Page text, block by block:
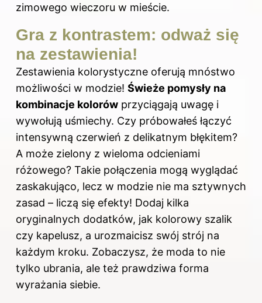
zimowego wieczoru w mieście.
Gra z kontrastem: odważ się
na zestawienia!
Zestawienia kolorystyczne oferują mnóstwo
możliwości w modzie! Świeże pomysły na
kombinacje kolorów przyciągają uwagę i
wywołują uśmiechy. Czy próbowałeś łączyć
intensywną czerwień z delikatnym błękitem?
A może zielony z wieloma odcieniami
różowego? Takie połączenia mogą wyglądać
zaskakująco, lecz w modzie nie ma sztywnych
zasad – liczą się efekty! Dodaj kilka
oryginalnych dodatków, jak kolorowy szalik
czy kapelusz, a urozmaicisz swój strój na
każdym kroku. Zobaczysz, że moda to nie
tylko ubrania, ale też prawdziwa forma
wyrażania siebie.